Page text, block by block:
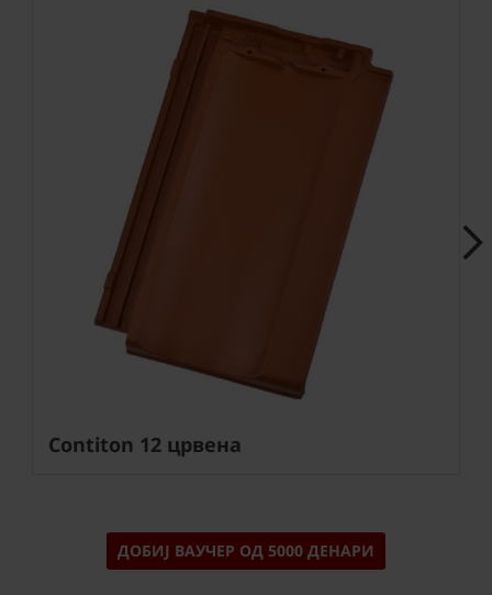
Contiton 12 црвена
Next
ДОБИЈ ВАУЧЕР ОД 5000 ДЕНАРИ